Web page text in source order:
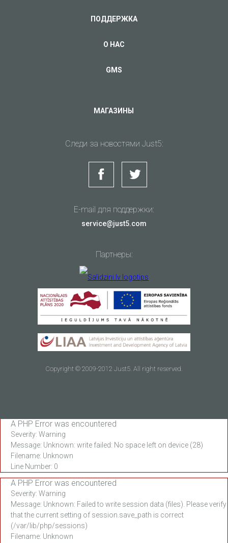
ПОДДЕРЖКА
О НАС
GMS
МАГАЗИНЫ
Следи за новостями Just5:
E-mail для поддержки:
service@just5.com
Партнеры:
Copyright © 2009-2012 Just5. All right reserved.
A PHP Error was encountered
Severity: Warning
Message: Unknown: write failed: No space left on device (28)
Filename: Unknown
Line Number: 0
A PHP Error was encountered
Severity: Warning
Message: Unknown: Failed to write session data (files). Please verify
that the current setting of session.save_path is correct
(/var/lib/php/sessions)
Filename: Unknown